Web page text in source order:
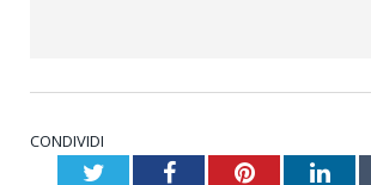
CONDIVIDI
TwitterFacebookPinterest